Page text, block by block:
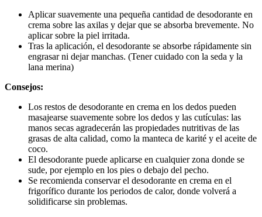
Aplicar suavemente una pequeña cantidad de desodorante en
crema sobre las axilas y dejar que se absorba brevemente. No
aplicar sobre la piel irritada.
Tras la aplicación, el desodorante se absorbe rápidamente sin
engrasar ni dejar manchas. (Tener cuidado con la seda y la
lana merina)
Consejos:
Los restos de desodorante en crema en los dedos pueden
masajearse suavemente sobre los dedos y las cutículas: las
manos secas agradecerán las propiedades nutritivas de las
grasas de alta calidad, como la manteca de karité y el aceite de
coco.
El desodorante puede aplicarse en cualquier zona donde se
sude, por ejemplo en los pies o debajo del pecho.
Se recomienda conservar el desodorante en crema en el
frigorífico durante los periodos de calor, donde volverá a
solidificarse sin problemas.